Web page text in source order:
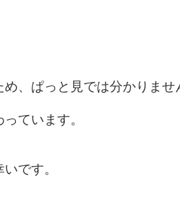
、ぱっと見では分かりま
ています。
です。